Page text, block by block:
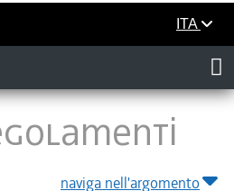
ITA
naviga nell'argomento